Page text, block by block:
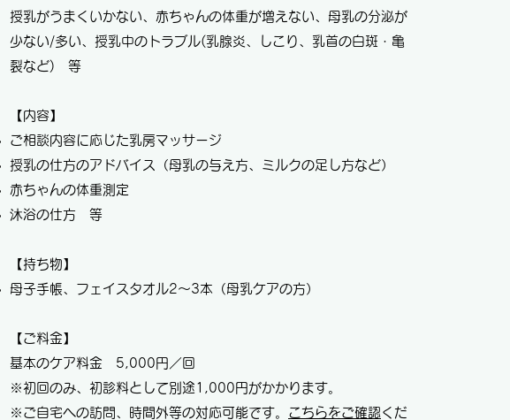
授乳がうまくいかない、赤ちゃんの体重が増えない、母乳の分泌が
少ない/多い、授乳中のトラブル(乳腺炎、しこり、乳首の白斑・亀
裂など) 等
【内容】
ご相談内容に応じた乳房マッサージ
授乳の仕方のアドバイス（母乳の与え方、ミルクの足し方など）
赤ちゃんの体重測定
沐浴の仕方 等
【持ち物】
母子手帳、フェイスタオル2～3本（母乳ケアの方）
【ご料金】
基本のケア料金 5,000円／回
※初回のみ、初診料として別途1,000円がかかります。
※ご自宅への訪問、時間外等の対応可能です。 こちらをご確認 くだ